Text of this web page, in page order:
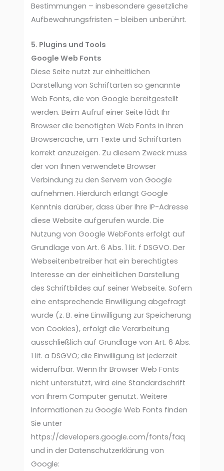
Bestimmungen – insbesondere gesetzliche
Aufbewahrungsfristen – bleiben unberührt.
5. Plugins und Tools
Google Web Fonts
Diese Seite nutzt zur einheitlichen
Darstellung von Schriftarten so genannte
Web Fonts, die von Google bereitgestellt
werden. Beim Aufruf einer Seite lädt Ihr
Browser die benötigten Web Fonts in ihren
Browsercache, um Texte und Schriftarten
korrekt anzuzeigen. Zu diesem Zweck muss
der von Ihnen verwendete Browser
Verbindung zu den Servern von Google
aufnehmen. Hierdurch erlangt Google
Kenntnis darüber, dass über Ihre IP-Adresse
diese Website aufgerufen wurde. Die
Nutzung von Google WebFonts erfolgt auf
Grundlage von Art. 6 Abs. 1 lit. f DSGVO. Der
Webseitenbetreiber hat ein berechtigtes
Interesse an der einheitlichen Darstellung
des Schriftbildes auf seiner Webseite. Sofern
eine entsprechende Einwilligung abgefragt
wurde (z. B. eine Einwilligung zur Speicherung
von Cookies), erfolgt die Verarbeitung
ausschließlich auf Grundlage von Art. 6 Abs.
1 lit. a DSGVO; die Einwilligung ist jederzeit
widerrufbar. Wenn Ihr Browser Web Fonts
nicht unterstützt, wird eine Standardschrift
von Ihrem Computer genutzt. Weitere
Informationen zu Google Web Fonts finden
Sie unter
https://developers.google.com/fonts/faq
und in der Datenschutzerklärung von
Google: